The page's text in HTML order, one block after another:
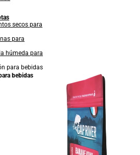
secos para
para
húmeda para
bebidas